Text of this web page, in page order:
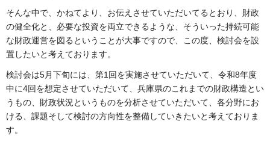
そんな中で、かねてより、お伝えさせていただいてるとおり、財政
の健全化と、必要な投資を両立できるような、そういった持続可能
な財政運営を図るということが大事ですので、この度、検討会を設
置したいと考えております。
検討会は5月下旬には、第1回を実施させていただいて、令和8年度
中に4回を想定させていただいて、兵庫県のこれまでの財政構造とい
うもの、財政状況というものを分析させていただいて、各分野にお
ける、課題そして検討の方向性を整備していきたいと考えておりま
す。